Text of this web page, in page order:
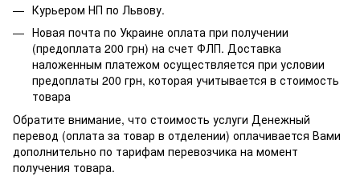
Курьером НП по Львову.
Новая почта по Украине оплата при получении
(предоплата 200 грн) на счет ФЛП. Доставка
наложенным платежом осуществляется при условии
предоплаты 200 грн, которая учитывается в стоимость
товара
Обратите внимание, что стоимость услуги Денежный
перевод (оплата за товар в отделении) оплачивается Вами
дополнительно по тарифам перевозчика на момент
получения товара.